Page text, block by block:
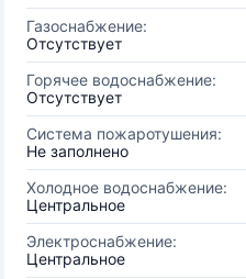
Газоснабжение:
Отсутствует
Горячее водоснабжение:
Отсутствует
Система пожаротушения:
Не заполнено
Холодное водоснабжение:
Центральное
Электроснабжение:
Центральное